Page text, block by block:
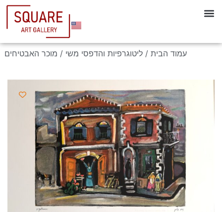
עמוד הבית /ליטוגרפיות והדפסי משי / מוכר האבטיחים